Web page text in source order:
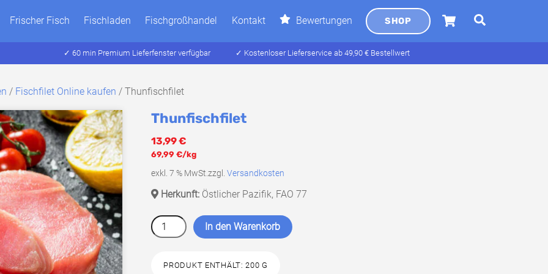
Cart
Frischer Fisch Fischladen Fischgroßhandel Kontakt Bewertungen SHOP
✓ 60 min Premium Lieferfenster verfügbar ✓ Kostenloser Lieferservice ab 49,90 € Bestellwert
/ Fischfilet Online kaufen / Thunfischfilet
Thunfischfilet
13,99€
69,99€/kg
exkl. 7 % MwSt.zzgl.Versandkosten
Herkunft: Östlicher Pazifik, FAO 77
Thunfischfilet
Menge
In den Warenkorb
PRODUKT ENTHÄLT: 200 G